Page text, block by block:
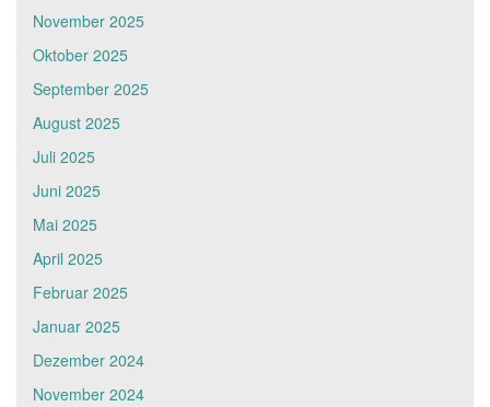
November 2025
Oktober 2025
September 2025
August 2025
Juli 2025
Juni 2025
Mai 2025
April 2025
Februar 2025
Januar 2025
Dezember 2024
November 2024